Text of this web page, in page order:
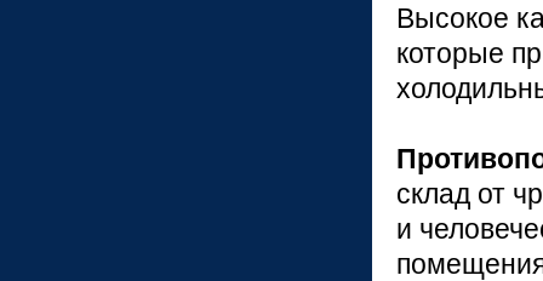
Высокое
которые
склад от
и